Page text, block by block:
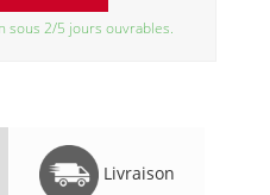
sous 2/5 jours ouvrables.
Livraison